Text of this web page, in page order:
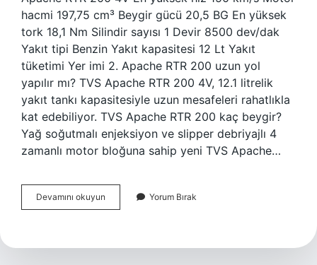
hacmi 197,75 cm³ Beygir gücü 20,5 BG En yüksek
tork 18,1 Nm Silindir sayısı 1 Devir 8500 dev/dak
Yakıt tipi Benzin Yakıt kapasitesi 12 Lt Yakıt
tüketimi Yer imi 2. Apache RTR 200 uzun yol
yapılır mı? TVS Apache RTR 200 4V, 12.1 litrelik
yakıt tankı kapasitesiyle uzun mesafeleri rahatlıkla
kat edebiliyor. TVS Apache RTR 200 kaç beygir?
Yağ soğutmalı enjeksiyon ve slipper debriyajlı 4
zamanlı motor bloğuna sahip yeni TVS Apache…
Devamını okuyun
Apache
Kaç
Yorum Bırak